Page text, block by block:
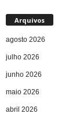
Arquivos
agosto 2026
julho 2026
junho 2026
maio 2026
abril 2026